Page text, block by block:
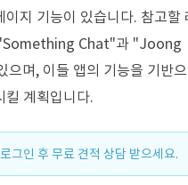
이지 기능이 있습니다. 참고할
Chat"과 "Joong
며, 이들 앱의 기능을 기반으
킬 계획입니다.
로그인 후 무료 견적 상담 받으세요.